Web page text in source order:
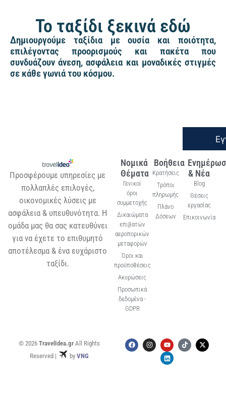
Το ταξίδι ξεκινά εδώ
Δημιουργούμε ταξίδια με ουσία και ποιότητα,
επιλέγοντας προορισμούς και πακέτα που
συνδυάζουν άνεση, ασφάλεια και μοναδικές στιγμές
σε κάθε γωνιά του κόσμου.
Προσφέρουμε υπηρεσίες με
πολλαπλές επιλογές,
οικονομικές λύσεις με
ασφάλεια & υπευθυνότητα. Η
ομάδα μας θα σας κατευθύνει
για να έχετε το επιθυμητό
αποτέλεσμα & ένα ευχάριστο
ταξίδι.
Νομικά
Θέματα
Γενικοί
όροι
συμμετοχής
Δικαιώματα
επιβατών
αεροπορικών
μεταφορών
Όροι και
προϋποθέσεις
Ακυρώσεις
Προσωπικά
δεδομένα -
GDPR
Βοήθεια
Κρατήσεις
Τρόποι
πληρωμής
Πλάνο
Δόσεων
& Νέα
Blog
Θέσεις
εργασίας
Επικοινωνία
© 2026 TravelIdea.grAll Rights
Reserved |
by VNG